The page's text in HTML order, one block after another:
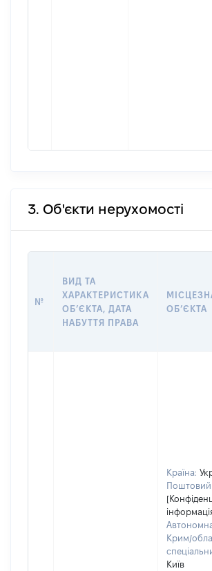
3. Об'єкти нерухомості
№
ВИД ТА
ХАРАКТЕРИСТИКА
ОБʼЄКТА, ДАТА
НАБУТТЯ ПРАВА
ОБʼЄКТА
Країна:
Поштовий
Крим/
Київ